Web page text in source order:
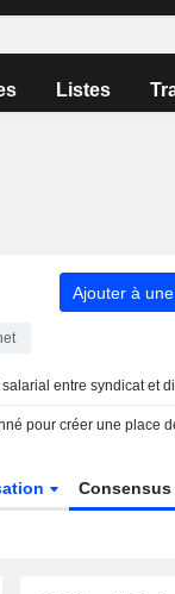
Listes
Ajouter à
Consensus